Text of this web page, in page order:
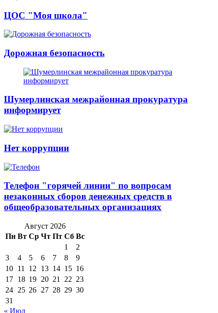
ЦОС "Моя школа"
Дорожная безопасность
Шумерлинская межрайонная прокуратура
информирует
Нет коррупции
Телефон "горячей линии" по вопросам
незаконных сборов денежных средств в
общеобразовательных организациях
Август 2026
Пн Вт Ср Чт Пт Сб Вс
1
2
3
4 5 6 7 8
9
10 11 12 13 14 15 16
17 18 19 20 21 22 23
24 25 26 27 28 29 30
31
« Июл